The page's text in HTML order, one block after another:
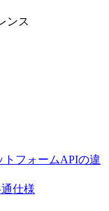
ンス
トフォームAPIの違
仕様